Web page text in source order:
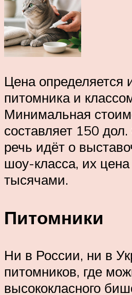
Цена определяется
питомника и
Минимальная
составляет 150
речь идёт о
шоу-класса, их
тысячами.
Питомники
Ни в России, ни в
питомников, где
высококласного